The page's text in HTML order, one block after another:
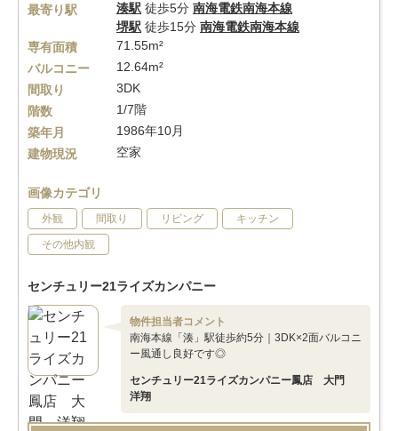
最寄り駅
湊駅 徒歩5分 南海電鉄南海本線
堺駅 徒歩15分 南海電鉄南海本線
専有面積
71.55m²
バルコニー
12.64m²
間取り
3DK
階数
1/7階
築年月
1986年10月
建物現況
空家
画像カテゴリ
外観 間取り リビング キッチン
その他内観
センチュリー21ライズカンパニー
物件担当者コメント
南海本線「湊」駅徒歩約5分｜3DK×2面バルコニ
ー風通し良好です◎
センチュリー21ライズカンパニー鳳店 大門
洋翔